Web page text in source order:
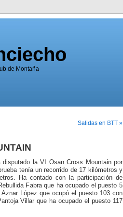
de Montaña
Salidas en BTT »
la VI Osan Cross Mountain por
tenía un recorrido de 17 kilómetros y
Ha contado con la participación de
Fabra que ha ocupado el puesto 5
López que ocupó el puesto 103 con
Villar que ha ocupado el puesto 117